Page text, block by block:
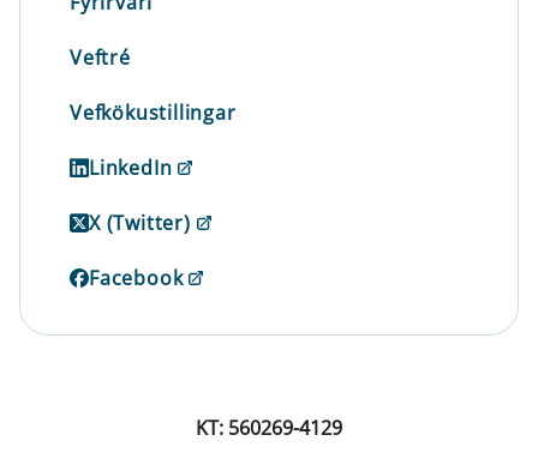
Veftré
Vefkökustillingar
LinkedIn
X (Twitter)
Facebook
KT: 560269-4129